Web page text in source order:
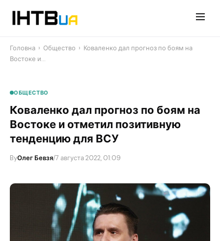
Головна › Общество › Коваленко дал прогноз по боям на
Востоке и…
ОБЩЕСТВО
Коваленко дал прогноз по боям на
Востоке и отметил позитивную
тенденцию для ВСУ
ByОлег Бевзя/7 августа 2022, 01:09